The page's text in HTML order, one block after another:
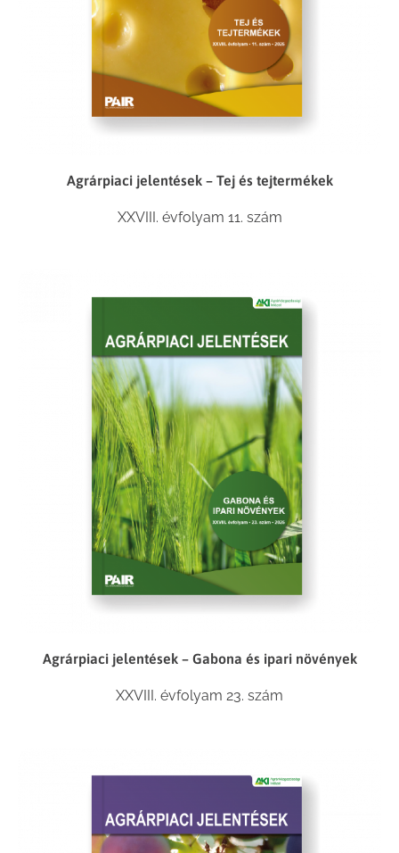
Agrárpiaci jelentések – Tej és tejtermékek
XXVIII. évfolyam 11. szám
Agrárpiaci jelentések – Gabona és ipari növények
XXVIII. évfolyam 23. szám